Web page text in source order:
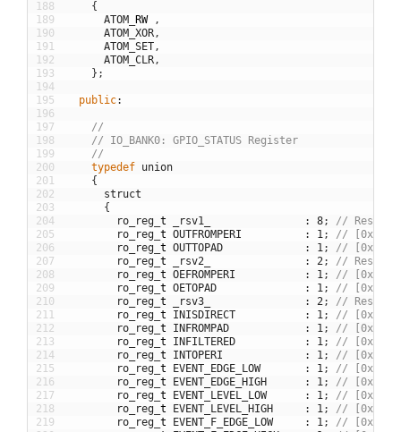
188
189
190
191
192
193
194
195
196
197
198
199
200
201
202
203
204
205
206
207
208
209
210
211
212
213
214
215
216
217
218
219
{
ATOM
RW
,
ATOM_XOR,
ATOM_SET,
ATOM_CLR,
} ;
public:
//
// IO_BANK0: GPIO_STATUS Register
//
typedef union
{
struct
{
ro_reg t _rsv1_ : 8;
//
ro_reg t OUTFROMPERI : 1;
// [0x00]
ro_reg t OUTTOPAD : 1;
// [0x00]
ro_reg t _rsv2_ : 2;
//
ro_reg t OEFROMPERI : 1;
// [0x00]
ro_reg t OETOPAD : 1;
// [0x00]
ro_reg t _rsv3_ : 2;
//
ro_reg t INISDIRECT : 1;
// [0x00]
ro_reg t INFROMPAD : 1;
// [0x00]
ro_reg t INFILTERED : 1;
// [0x00]
ro_reg t INTOPERI : 1;
// [0x00]
ro_reg t EVENT_EDGE_LOW : 1;
// [0x00]
ro_reg t EVENT_EDGE_HIGH : 1;
// [0x00]
ro_reg t EVENT_LEVEL_LOW : 1;
// [0x00]
ro_reg t EVENT_LEVEL_HIGH : 1;
// [0x00]
ro_reg t EVENT_F_EDGE_LOW : 1;
// [0x00]